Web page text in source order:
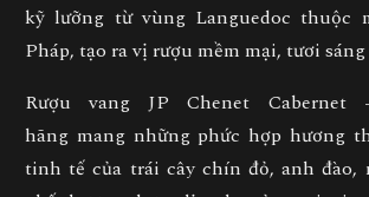
kỹ lưỡng từ vùng Languedoc thuộc
Pháp, tạo ra vị rượu mềm mại, tươi
Rượu vang JP Chenet Cabernet
hãng mang những phức hợp hương
tinh tế của trái cây chín đỏ, anh đào,